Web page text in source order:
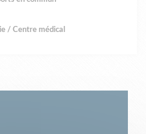
/ Centre médical